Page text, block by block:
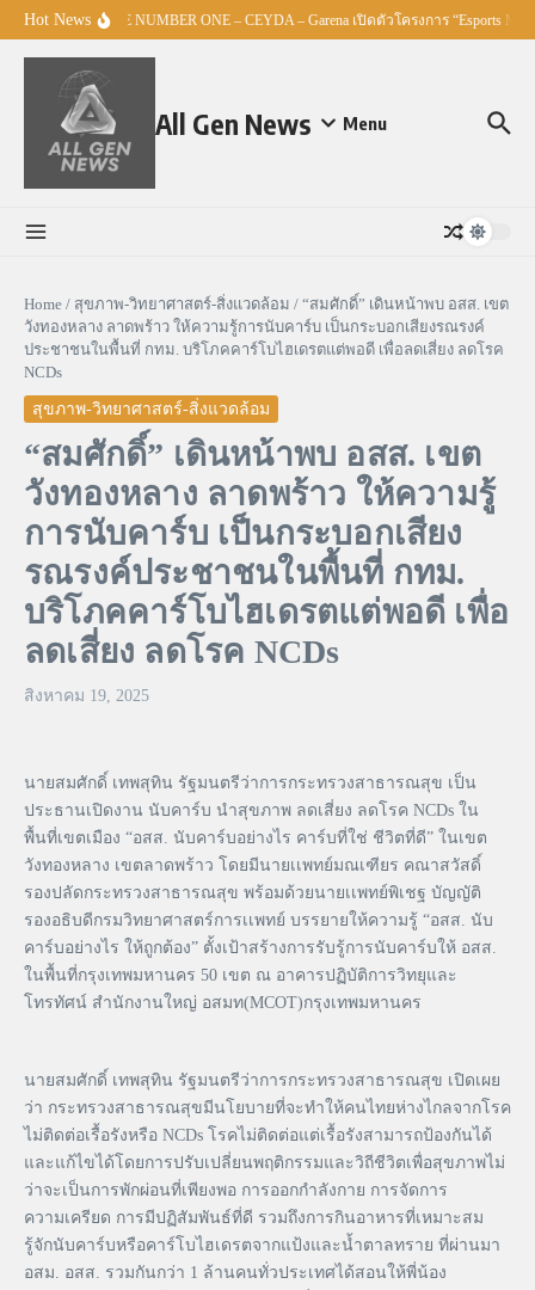
Skip to content
Hot News
ศธ. – TO BE NUMBER ONE – CEYDA – Garena เปิดตัวโครงการ “Esports
All Gen News Menu
Home / สุขภาพ-วิทยาศาสตร์-สิ่งแวดล้อม / “สมศักดิ์” เดินหน้าพบ อสส. เขต
วังทองหลาง ลาดพร้าว ให้ความรู้การนับคาร์บ เป็นกระบอกเสียงรณรงค์
ประชาชนในพื้นที่ กทม. บริโภคคาร์โบไฮเดรตแต่พอดี เพื่อลดเสี่ยง ลดโรค
NCDs
สุขภาพ-วิทยาศาสตร์-สิ่งแวดล้อม
“สมศักดิ์” เดินหน้าพบ อสส. เขต
วังทองหลาง ลาดพร้าว ให้ความรู้
การนับคาร์บ เป็นกระบอกเสียง
รณรงค์ประชาชนในพื้นที่ กทม.
บริโภคคาร์โบไฮเดรตแต่พอดี เพื่อ
ลดเสี่ยง ลดโรค NCDs
สิงหาคม 19, 2025
นายสมศักดิ์ เทพสุทิน รัฐมนตรีว่าการกระทรวงสาธารณสุข เป็น
ประธานเปิดงาน นับคาร์บ นำสุขภาพ ลดเสี่ยง ลดโรค NCDs ใน
พื้นที่เขตเมือง “อสส. นับคาร์บอย่างไร คาร์บที่ใช่ ชีวิตที่ดี” ในเขต
วังทองหลาง เขตลาดพร้าว โดยมีนายเเพทย์มณเฑียร คณาสวัสดิ์
รองปลัดกระทรวงสาธารณสุข พร้อมด้วยนายเเพทย์พิเชฐ บัญญัติ
รองอธิบดีกรมวิทยาศาสตร์การเเพทย์ บรรยายให้ความรู้ “อสส. นับ
คาร์บอย่างไร ให้ถูกต้อง” ตั้งเป้าสร้างการรับรู้การนับคาร์บให้ อสส.
ในพื้นที่กรุงเทพมหานคร 50 เขต ณ อาคารปฏิบัติการวิทยุและ
โทรทัศน์ สำนักงานใหญ่ อสมท(MCOT)กรุงเทพมหานคร
นายสมศักดิ์ เทพสุทิน รัฐมนตรีว่าการกระทรวงสาธารณสุข เปิดเผย
ว่า กระทรวงสาธารณสุขมีนโยบายที่จะทำให้คนไทยห่างไกลจากโรค
ไม่ติดต่อเรื้อรังหรือ NCDs โรคไม่ติดต่อแต่เรื้อรังสามารถป้องกันได้
และแก้ไขได้โดยการปรับเปลี่ยนพฤติกรรมและวิถีชีวิตเพื่อสุขภาพไม่
ว่าจะเป็นการพักผ่อนที่เพียงพอ การออกกำลังกาย การจัดการ
ความเครียด การมีปฏิสัมพันธ์ที่ดี รวมถึงการกินอาหารที่เหมาะสม
รู้จักนับคาร์บหรือคาร์โบไฮเดรตจากแป้งและน้ำตาลทราย ที่ผ่านมา
อสม. อสส. รวมกันกว่า 1 ล้านคนทั่วประเทศได้สอนให้พี่น้อง